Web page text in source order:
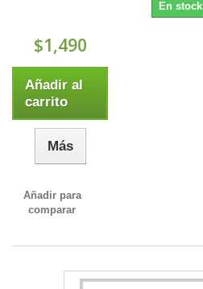
En stock
$1,490
Añadir al
carrito
Más
Añadir para
comparar